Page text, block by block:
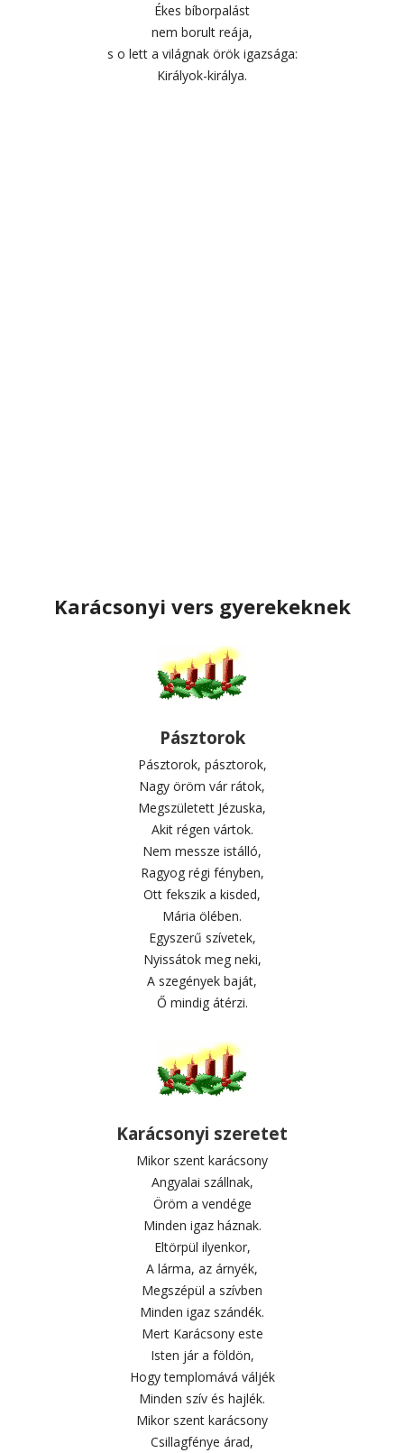
Ékes bíborpalást
nem borult reája,
s o lett a világnak örök igazsága:
Királyok-királya.
Karácsonyi vers gyerekeknek
Pásztorok
Pásztorok, pásztorok,
Nagy öröm vár rátok,
Megszületett Jézuska,
Akit régen vártok.
Nem messze istálló,
Ragyog régi fényben,
Ott fekszik a kisded,
Mária ölében.
Egyszerű szívetek,
Nyissátok meg neki,
A szegények baját,
Ő mindig átérzi.
Karácsonyi szeretet
Mikor szent karácsony
Angyalai szállnak,
Öröm a vendége
Minden igaz háznak.
Eltörpül ilyenkor,
A lárma, az árnyék,
Megszépül a szívben
Minden igaz szándék.
Mert Karácsony este
Isten jár a földön,
Hogy templomává váljék
Minden szív és hajlék.
Mikor szent karácsony
Csillagfénye árad,